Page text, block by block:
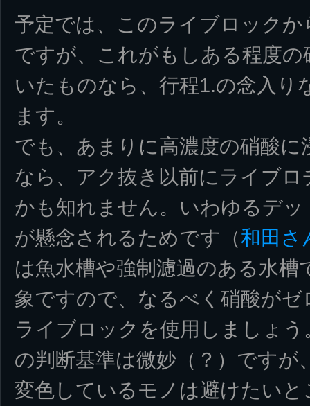
予定では、このライブロック
ですが、これがもしある程度
いたものなら、行程1.の念入り
ます。
でも、あまりに高濃度の硝酸
なら、アク抜き以前にライブ
かも知れません。いわゆるデ
が懸念されるためです（和田さ
は魚水槽や強制濾過のある水
象ですので、なるべく硝酸が
ライブロックを使用しましょ
の判断基準は微妙（？）ですが
変色しているモノは避けたいと